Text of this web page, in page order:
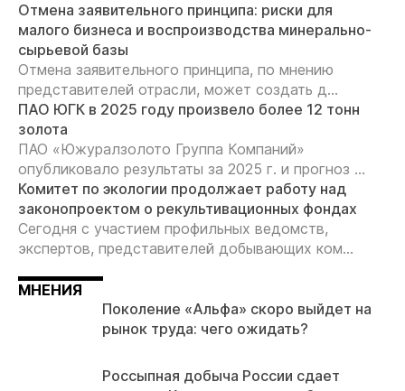
Отмена заявительного принципа: риски для
малого бизнеса и воспроизводства минерально-
сырьевой базы
Отмена заявительного принципа, по мнению
представителей отрасли, может создать д...
ПАО ЮГК в 2025 году произвело более 12 тонн
золота
ПАО «Южуралзолото Группа Компаний»
опубликовало результаты за 2025 г. и прогноз ...
Комитет по экологии продолжает работу над
законопроектом о рекультивационных фондах
Сегодня с участием профильных ведомств,
экспертов, представителей добывающих ком...
МНЕНИЯ
Поколение «Альфа» скоро выйдет на
рынок труда: чего ожидать?
Россыпная добыча России сдает